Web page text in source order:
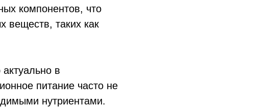
компонентов, что
веществ, таких как
в
питание часто не
нутриентами.